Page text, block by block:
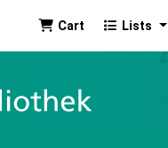
Cart Lists